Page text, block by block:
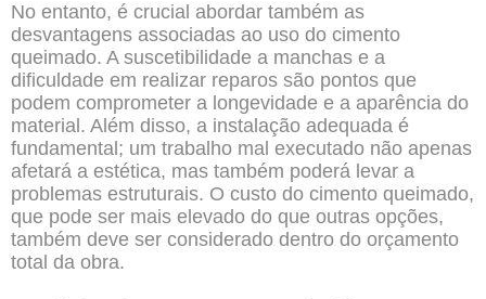
No entanto, é crucial abordar também as
desvantagens associadas ao uso do cimento
queimado. A suscetibilidade a manchas e a
dificuldade em realizar reparos são pontos que
podem comprometer a longevidade e a aparência do
material. Além disso, a instalação adequada é
fundamental; um trabalho mal executado não apenas
afetará a estética, mas também poderá levar a
problemas estruturais. O custo do cimento queimado,
que pode ser mais elevado do que outras opções,
também deve ser considerado dentro do orçamento
total da obra.